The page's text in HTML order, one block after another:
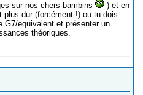
sur nos chers bambins
) et en
dur (forcément !) ou tu dois
G7/equivalent et présenter un
théoriques.